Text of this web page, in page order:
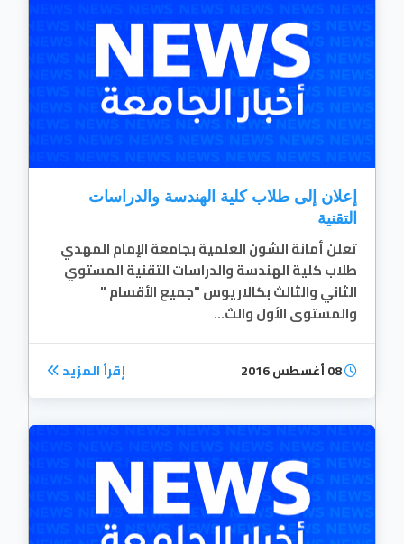
إعلان إلى طلاب كلية الهندسة والدراسات
التقنية
تعلن أمانة الشون العلمية بجامعة الإمام المهدي
طلاب كلية الهندسة والدراسات التقنية المستوي
الثاني والثالث بكالاريوس "جميع الأقسام "
والمستوى الأول والث...
08 أغسطس 2016 إقرأ المزيد